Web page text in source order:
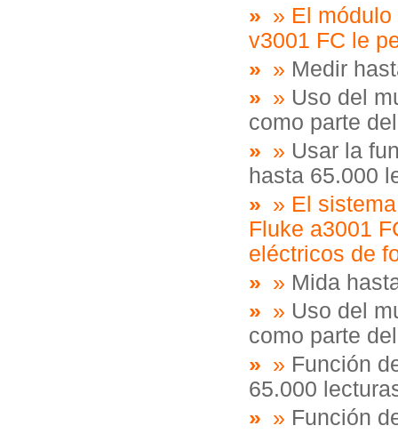
» El
v3001 FC le
» Medir
» Uso del
como parte
» Usar la
hasta 65.000
» El
Fluke a3001
eléctricos de
» Mida
» Uso del
como parte
» Función
65.000
» Función